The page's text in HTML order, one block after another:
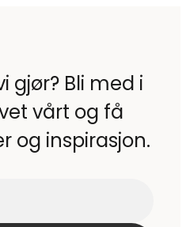
gjør? Bli med i
vårt og få
og inspirasjon.